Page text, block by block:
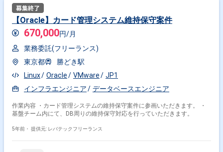
【Oracle】カード管理システム維持保守案件
670,000円/月
業務委託(フリーランス)
東京都
勝どき駅
Linux
Oracle VMware
JP1
インフラエンジニア
データベースエンジニア
作業内容 ・カード管理システムの維持保守案件に参画いただきます。 ・
基盤チーム内にて、DB周りの維持保守対応を行っていただきます。
5年前・ 提供元: レバテックフリーランス